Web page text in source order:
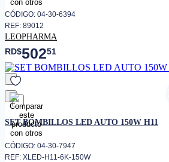
CÓDIGO: 04-30-6394
REF: 89012
LEOPHARMA
RD$50251
favorito
SET BOMBILLOS LED AUTO 150W H11
CÓDIGO: 04-30-7947
REF: XLED-H11-6K-150W